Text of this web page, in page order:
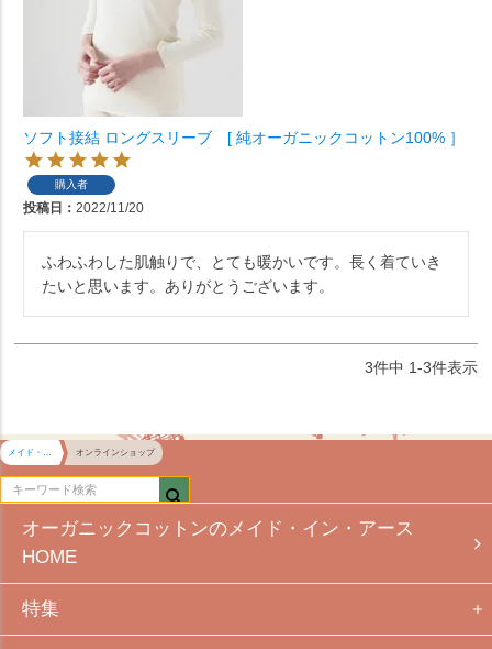
ソフト接結 ロングスリーブ [ 純オーガニックコットン100% ］
購入者
投稿日 2022/11/20
ふわふわした肌触りで、とても暖かいです。長く着ていき
たいと思います。ありがとうございます。
3件中 1-3件表示
メイド・イン・アース HOME オンラインショップ
オーガニックコットンのメイド・イン・アース
HOME
特集